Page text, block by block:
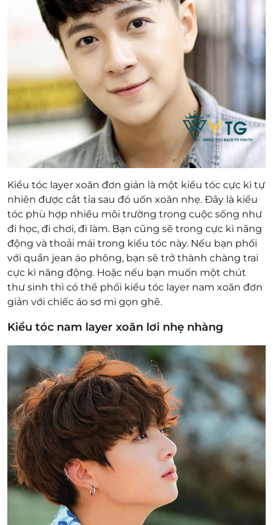
Kiểu tóc layer xoăn đơn giản là một kiểu tóc cực kì tự
nhiên được cắt tỉa sau đó uốn xoăn nhẹ. Đây là kiểu
tóc phù hợp nhiều môi trường trong cuộc sống như
đi học, đi chơi, đi làm. Bạn cũng sẽ trong cực kì năng
động và thoải mái trong kiểu tóc này. Nếu bạn phối
với quần jean áo phông, bạn sẽ trở thành chàng trai
cực kì năng động. Hoặc nếu bạn muốn một chút
thư sinh thì có thể phối kiểu tóc layer nam xoăn đơn
giản với chiếc áo sơ mi gọn ghẽ.
Kiểu tóc nam layer xoăn lơi nhẹ nhàng